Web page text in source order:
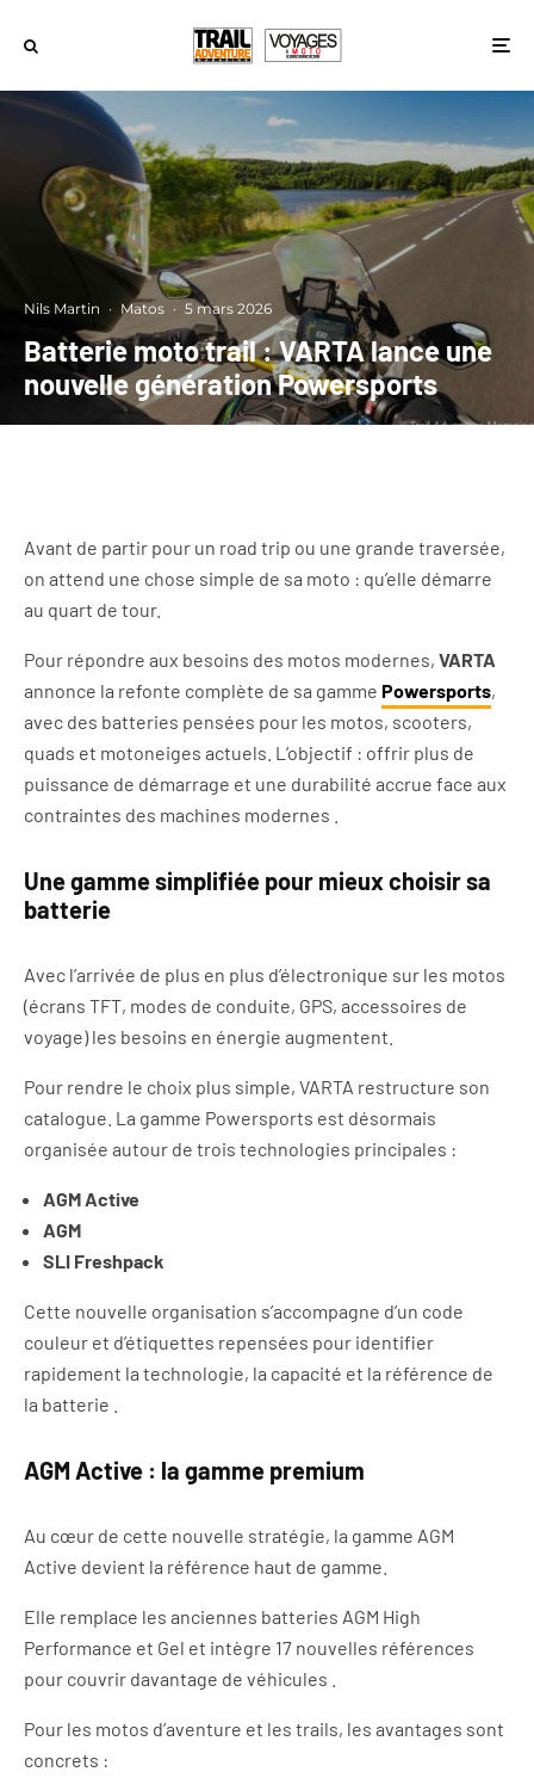
Nils Martin · Matos · 5 mars 2026
Batterie moto trail : VARTA lance une
nouvelle génération Powersports
Avant de partir pour un road trip ou une grande traversée,
on attend une chose simple de sa moto : qu’elle démarre
au quart de tour.
Pour répondre aux besoins des motos modernes, VARTA
annonce la refonte complète de sa gamme Powersports,
avec des batteries pensées pour les motos, scooters,
quads et motoneiges actuels. L’objectif : offrir plus de
puissance de démarrage et une durabilité accrue face aux
contraintes des machines modernes .
Une gamme simplifiée pour mieux choisir sa
batterie
Avec l’arrivée de plus en plus d’électronique sur les motos
(écrans TFT, modes de conduite, GPS, accessoires de
voyage) les besoins en énergie augmentent.
Pour rendre le choix plus simple, VARTA restructure son
catalogue. La gamme Powersports est désormais
organisée autour de trois technologies principales :
AGM Active
AGM
SLI Freshpack
Cette nouvelle organisation s’accompagne d’un code
couleur et d’étiquettes repensées pour identifier
rapidement la technologie, la capacité et la référence de
la batterie .
AGM Active : la gamme premium
Au cœur de cette nouvelle stratégie, la gamme AGM
Active devient la référence haut de gamme.
Elle remplace les anciennes batteries AGM High
Performance et Gel et intègre 17 nouvelles références
pour couvrir davantage de véhicules .
Pour les motos d’aventure et les trails, les avantages sont
concrets :